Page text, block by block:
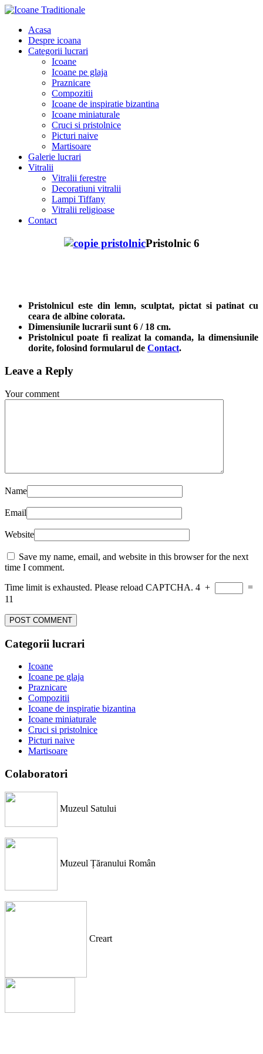
Acasa
Despre icoana
Categorii lucrari
Icoane
Icoane pe glaja
Praznicare
Compozitii
Icoane de inspiratie bizantina
Icoane miniaturale
Cruci si pristolnice
Picturi naive
Martisoare
Galerie lucrari
Vitralii
Vitralii ferestre
Decoratiuni vitralii
Lampi Tiffany
Vitralii religioase
Contact
Pristolnic 6
Pristolnicul este din lemn, sculptat, pictat si patinat cu
ceara de albine colorata.
Dimensiunile lucrarii sunt 6 / 18 cm.
Pristolnicul poate fi realizat la comanda, la dimensiunile
dorite, folosind formularul de Contact.
Leave a Reply
Your comment
Name
Email
Website
Save my name, email, and website in this browser for the next
time I comment.
Time limit is exhausted. Please reload CAPTCHA. 4 +
=
11
Categorii lucrari
Icoane
Icoane pe glaja
Praznicare
Compozitii
Icoane de inspiratie bizantina
Icoane miniaturale
Cruci si pristolnice
Picturi naive
Martisoare
Colaboratori
Muzeul Satului
Muzeul Țăranului Român
Creart